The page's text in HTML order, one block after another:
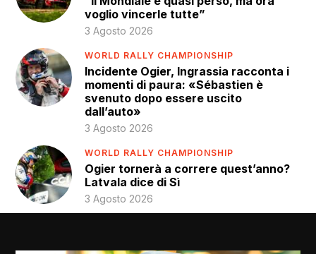
voglio vincerle tutte”
3 Agosto 2026
WORLD RALLY CHAMPIONSHIP
Incidente Ogier, Ingrassia racconta i
momenti di paura: «Sébastien è
svenuto dopo essere uscito
dall’auto»
3 Agosto 2026
WORLD RALLY CHAMPIONSHIP
Ogier tornerà a correre quest’anno?
Latvala dice di Sì
3 Agosto 2026